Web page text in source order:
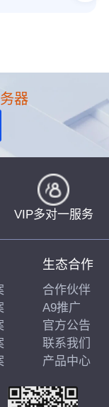
器
VIP多对一服务
生态合作
合作伙伴
A9推广
官方公告
联系我们
产品中心